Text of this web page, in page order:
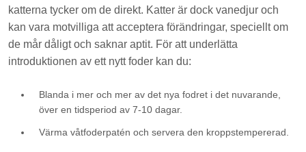
katterna tycker om de direkt. Katter är dock vanedjur och
kan vara motvilliga att acceptera förändringar, speciellt om
de mår dåligt och saknar aptit. För att underlätta
introduktionen av ett nytt foder kan du:
Blanda i mer och mer av det nya fodret i det nuvarande,
över en tidsperiod av 7-10 dagar.
Värma våtfoderpatén och servera den kroppstempererad.